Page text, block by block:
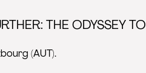
THE ODYSSEY TO
(AUT).